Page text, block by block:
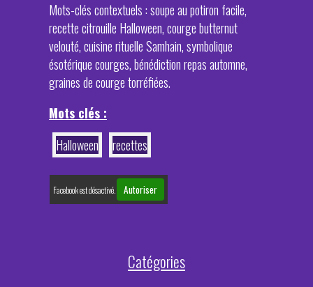
Mots-clés contextuels : soupe au potiron facile,
recette citrouille Halloween, courge butternut
velouté, cuisine rituelle Samhain, symbolique
ésotérique courges, bénédiction repas automne,
graines de courge torréfiées.
Mots clés :
Halloween
recettes
Facebook est désactivé. Autoriser
Catégories